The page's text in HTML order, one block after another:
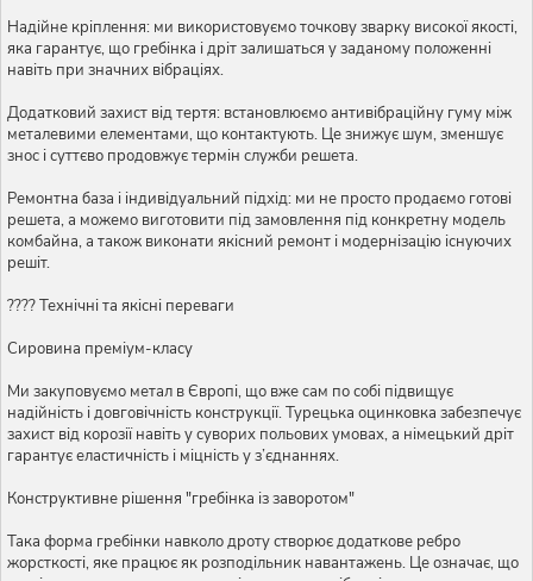
Надійне кріплення: ми використовуємо точкову зварку високої якості,
яка гарантує, що гребінка і дріт залишаться у заданому положенні
навіть при значних вібраціях.
Додатковий захист від тертя: встановлюємо антивібраційну гуму між
металевими елементами, що контактують. Це знижує шум, зменшує
знос і суттєво продовжує термін служби решета.
Ремонтна база і індивідуальний підхід: ми не просто продаємо готові
решета, а можемо виготовити під замовлення під конкретну модель
комбайна, а також виконати якісний ремонт і модернізацію існуючих
решіт.
???? Технічні та якісні переваги
Сировина преміум-класу
Ми закуповуємо метал в Європі, що вже сам по собі підвищує
надійність і довговічність конструкції. Турецька оцинковка забезпечує
захист від корозії навіть у суворих польових умовах, а німецький дріт
гарантує еластичність і міцність у з’єднаннях.
Конструктивне рішення "гребінка із заворотом"
Така форма гребінки навколо дроту створює додаткове ребро
жорсткості, яке працює як розподільник навантажень. Це означає, що